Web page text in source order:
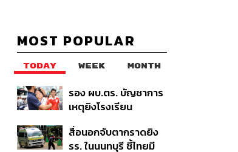
MOST POPULAR
TODAY WEEK MONTH
รอง ผบ.ตร. บัญชาการ
เหตุยิงโรงเรียน
ค้นหา 2 รอบยืนยันไร้คน
ติดค้าง พบศพปู่-ย่าที่
สื่อนอกจับตากราดยิง
รร. ในนนทบุรี ชี้ไทยมี